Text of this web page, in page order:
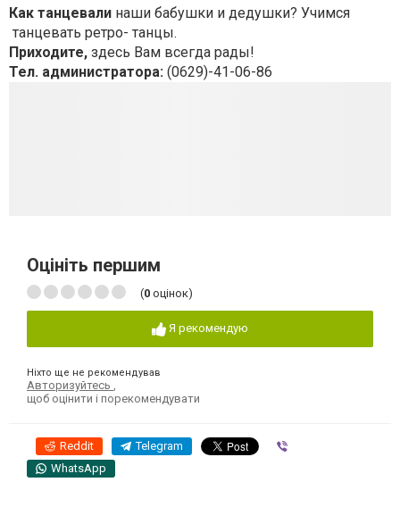
Как танцевали наши бабушки и дедушки? Учимся
танцевать ретро- танцы.
Приходите, здесь Вам всегда рады!
Тел. администратора: (0629)-41-06-86
Оцініть першим
(0 оцінок)
Я рекомендую
Ніхто ще не рекомендував
Авторизуйтесь
щоб оцінити і порекомендувати
Reddit Telegram
WhatsApp